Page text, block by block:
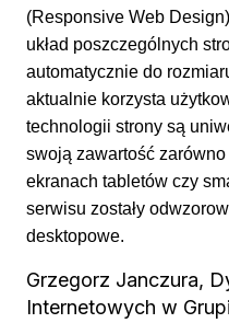
(Responsive Web
układ poszczególnych
automatycznie do
aktualnie korzysta
technologii strony są
swoją zawartość
ekranach tabletów czy
serwisu zostały
desktopowe.
Grzegorz Janczura,
Internetowych w